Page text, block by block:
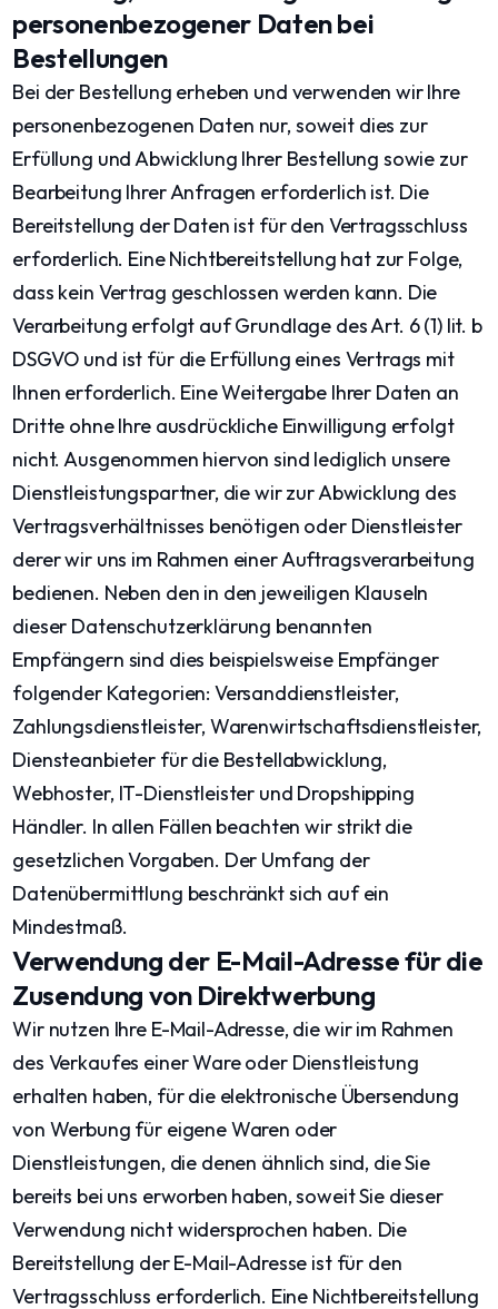
personenbezogener Daten bei
Bestellungen
Bei der Bestellung erheben und verwenden wir Ihre
personenbezogenen Daten nur, soweit dies zur
Erfüllung und Abwicklung Ihrer Bestellung sowie zur
Bearbeitung Ihrer Anfragen erforderlich ist. Die
Bereitstellung der Daten ist für den Vertragsschluss
erforderlich. Eine Nichtbereitstellung hat zur Folge,
dass kein Vertrag geschlossen werden kann. Die
Verarbeitung erfolgt auf Grundlage des Art. 6 (1) lit. b
DSGVO und ist für die Erfüllung eines Vertrags mit
Ihnen erforderlich. Eine Weitergabe Ihrer Daten an
Dritte ohne Ihre ausdrückliche Einwilligung erfolgt
nicht. Ausgenommen hiervon sind lediglich unsere
Dienstleistungspartner, die wir zur Abwicklung des
Vertragsverhältnisses benötigen oder Dienstleister
derer wir uns im Rahmen einer Auftragsverarbeitung
bedienen. Neben den in den jeweiligen Klauseln
dieser Datenschutzerklärung benannten
Empfängern sind dies beispielsweise Empfänger
folgender Kategorien: Versanddienstleister,
Zahlungsdienstleister, Warenwirtschaftsdienstleister,
Diensteanbieter für die Bestellabwicklung,
Webhoster, IT-Dienstleister und Dropshipping
Händler. In allen Fällen beachten wir strikt die
gesetzlichen Vorgaben. Der Umfang der
Datenübermittlung beschränkt sich auf ein
Mindestmaß.
Verwendung der E-Mail-Adresse für die
Zusendung von Direktwerbung
Wir nutzen Ihre E-Mail-Adresse, die wir im Rahmen
des Verkaufes einer Ware oder Dienstleistung
erhalten haben, für die elektronische Übersendung
von Werbung für eigene Waren oder
Dienstleistungen, die denen ähnlich sind, die Sie
bereits bei uns erworben haben, soweit Sie dieser
Verwendung nicht widersprochen haben. Die
Bereitstellung der E-Mail-Adresse ist für den
Vertragsschluss erforderlich. Eine Nichtbereitstellung